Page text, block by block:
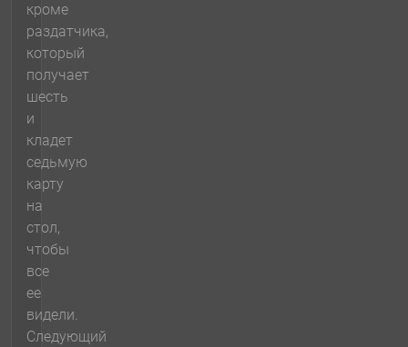
кроме
раздатчика,
который
получает
шесть
и
кладет
седьмую
карту
на
стол,
чтобы
все
ее
видели.
Следующий